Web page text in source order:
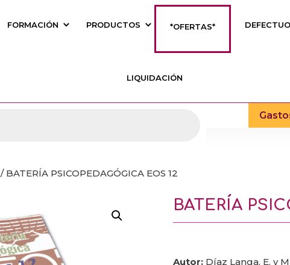
FORMACIÓN PRODUCTOS *OFERTAS*
LIQUIDACIÓN
/ BATERÍA PSICOPEDAGÓGICA EOS 12
BATERÍA
Autor:Díaz Langa, E. y